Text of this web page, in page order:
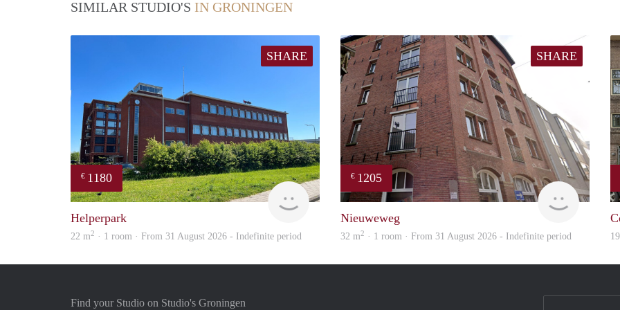
SIMILAR STUDIO'S IN GRONINGEN
SHARE
€ 1180
GrunoVerhuur
Helperpark
22 m2 · 1 room · From 31 August 2026 - Indefinite period
SHARE
€ 1205
Nieuweweg
32 m2 · 1 room · From 31 August 2026 - Indefinite period
Find your Studio on Studio's Groningen